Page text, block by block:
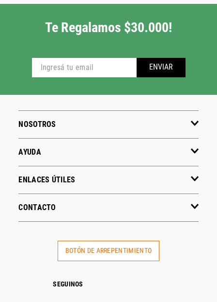
Te Regalamos $30.000!
ENVIAR
NOSOTROS
AYUDA
ENLACES ÚTILES
CONTACTO
BOTÓN DE ARREPENTIMIENTO
SEGUINOS